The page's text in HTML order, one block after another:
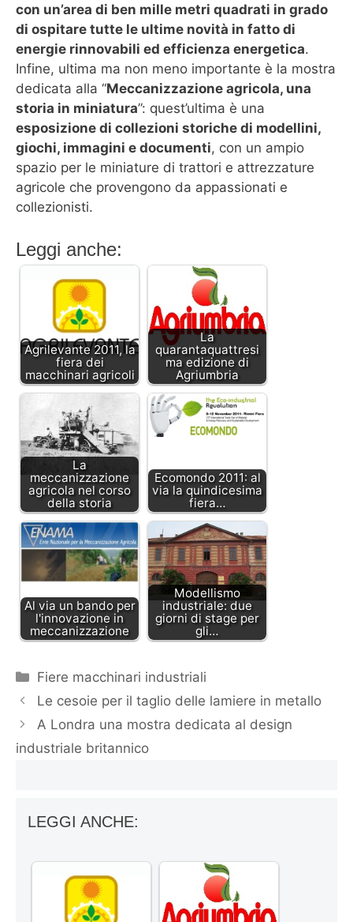
con un’area di ben mille metri quadrati in grado
di ospitare tutte le ultime novità in fatto di
energie rinnovabili ed efficienza energetica.
Infine, ultima ma non meno importante è la mostra
dedicata alla “Meccanizzazione agricola, una
storia in miniatura”: quest’ultima è una
esposizione di collezioni storiche di modellini,
giochi, immagini e documenti, con un ampio
spazio per le miniature di trattori e attrezzature
agricole che provengono da appassionati e
collezionisti.
Leggi anche:
Agrilevante 2011, la
fiera dei
macchinari agricoli
La
quarantaquattresi
ma edizione di
Agriumbria
La
meccanizzazione
agricola nel corso
della storia
Ecomondo 2011: al
via la quindicesima
fiera…
Al via un bando per
l'innovazione in
meccanizzazione
Modellismo
industriale: due
giorni di stage per
gli…
Categorie
Fiere macchinari industriali
Le cesoie per il taglio delle lamiere in metallo
A Londra una mostra dedicata al design
industriale britannico
LEGGI ANCHE: